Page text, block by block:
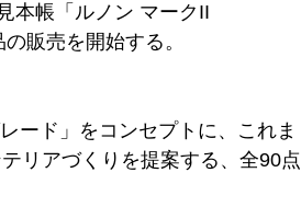
本帳「ルノン マークII
販売を開始する。
ード」をコンセプトに、これま
リアづくりを提案する、全90点